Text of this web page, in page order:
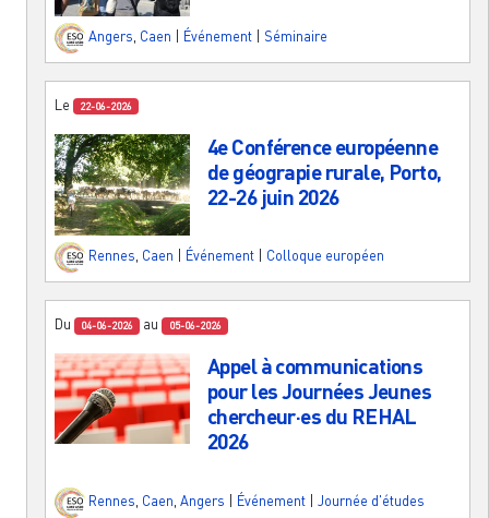
Angers Caen Événement Séminaire
Le 22-06-2026
4e Conférence européenne
de géograpie rurale, Porto,
22-26 juin 2026
Rennes, Caen Événement Colloque européen
Du 04-06-2026 au 05-06-2026
Appel à communications
pour les Journées Jeunes
chercheur·es du REHAL
2026
Rennes Caen Angers Événement Journée d'études